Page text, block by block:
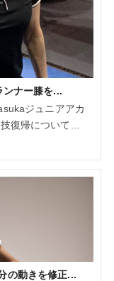
ンナー膝を...
ジュニアアカ
復帰について...
の動きを修正...